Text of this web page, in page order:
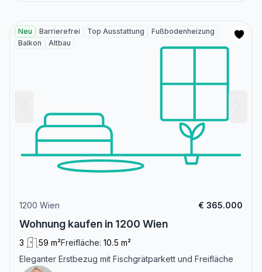
Neu Barrierefrei Top Ausstattung
Fußbodenheizung
Balkon
Altbau
1200 Wien € 365.000
Wohnung kaufen in 1200 Wien
3 59 m²Freifläche: 10.5 m²
Eleganter Erstbezug mit Fischgrätparkett und Freifläche